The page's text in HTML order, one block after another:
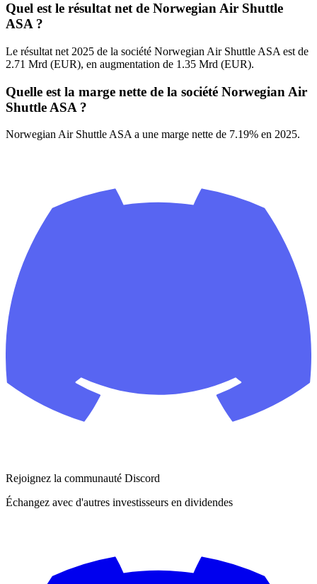
Quel est le résultat net de Norwegian Air Shuttle
ASA ?
Le résultat net 2025 de la société Norwegian Air Shuttle ASA est de
2.71 Mrd (EUR), en augmentation de 1.35 Mrd (EUR).
Quelle est la marge nette de la société Norwegian Air
Shuttle ASA ?
Norwegian Air Shuttle ASA a une marge nette de 7.19% en 2025.
Rejoignez la communauté Discord
Échangez avec d'autres investisseurs en dividendes